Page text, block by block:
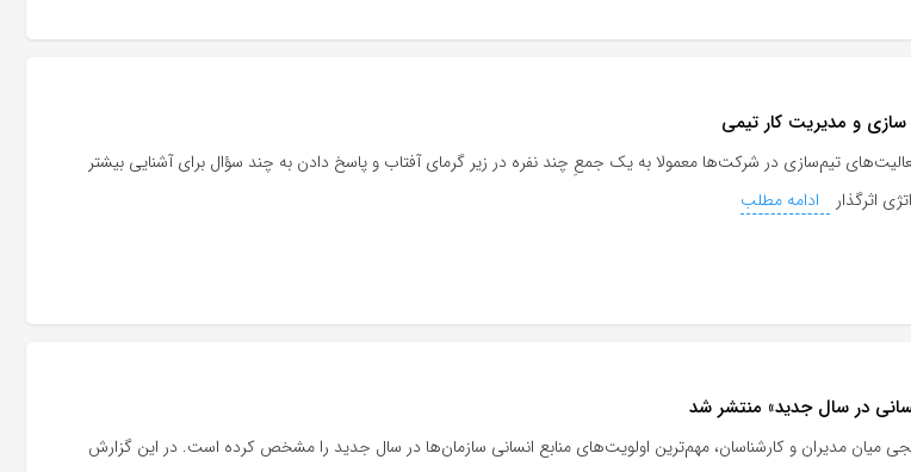
سازی و مدیریت کار تیمی
تیم‌سازی در شرکت‌ها معمولا به یک جمعِ چند نفره در زیر گرمای آفتاب و پاسخ دادن به چند سؤال برای آشنایی بیشتر
اثرگذار
ادامه مطلب
در سال جدید» منتشر شد
میان مدیران و کارشناسان، مهم‌ترین اولویت‌های منابع انسانی سازمان‌ها در سال جدید را مشخص کرده است. در این گزارش